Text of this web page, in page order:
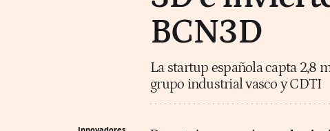
BCN3D
La startup española capta 2,8
grupo industrial vasco y CDTI